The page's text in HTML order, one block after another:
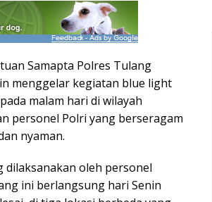
Samapta Polres Tulang
menggelar kegiatan blue light
malam hari di wilayah
personel Polri yang berseragam
nyaman.
dilaksanakan oleh personel
ini berlangsung hari Senin